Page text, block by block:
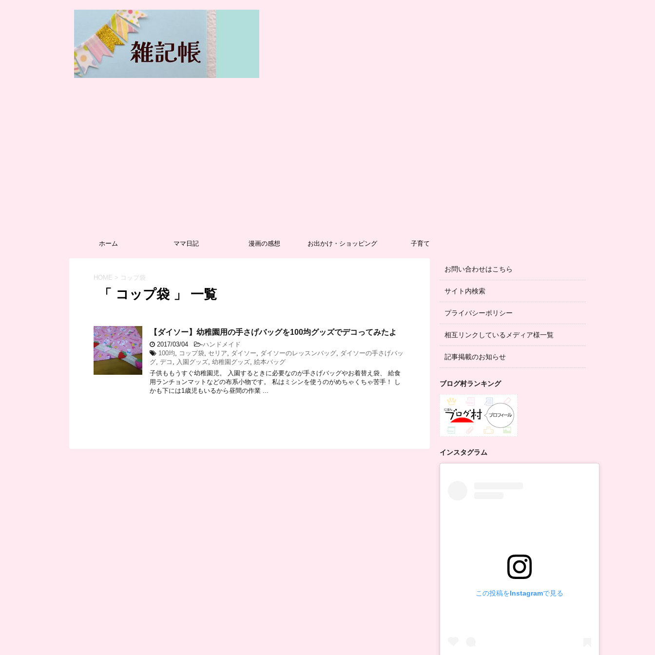
ホーム ママ日記 漫画の感想 お出かけ・ショッピング 子育て
HOME > コップ袋
「 コップ袋 」 一覧
【ダイソー】幼稚園用の手さげバッグを100均グッズでデコってみたよ
2017/03/04 -ハンドメイド
100均
コップ袋 セリア ダイソー ダイソーのレッスンバッグ ダイソーの手さげバッ
グ デコ 入園グッズ 幼稚園グッズ 絵本バッグ
子供ももうすぐ幼稚園児。 入園するときに必要なのが手さげバッグやお着替え袋、 給食
用ランチョンマットなどの布系小物です。 私はミシンを使うのがめちゃくちゃ苦手！ し
かも下には1歳児もいるから昼間の作業 ...
お問い合わせはこちら
サイト内検索
プライバシーポリシー
相互リンクしているメディア様一覧
記事掲載のお知らせ
ブログ村ランキング
インスタグラム
この投稿をInstagramで見る